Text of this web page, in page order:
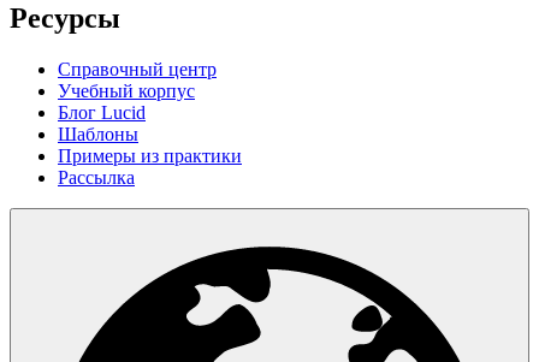
Ресурсы
Справочный центр
Учебный корпус
Блог Lucid
Шаблоны
Примеры из практики
Рассылка